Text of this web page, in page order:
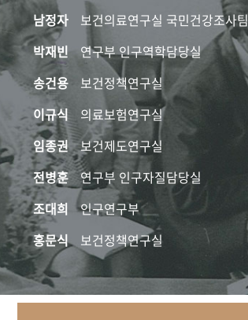
남정자
보건의료연구실 국민건강조사팀
박재빈
연구부 인구역학담당실
송건용
보건정책연구실
이규식
의료보험연구실
임종권
보건제도연구실
전병훈
연구부 인구자질담당실
조대희
인구연구부
홍문식
보건정책연구실